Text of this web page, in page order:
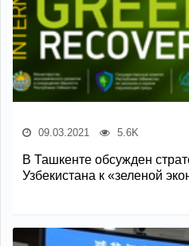
09.03.2021 5.6K
В Ташкенте обсужден
Узбекистана к «зеленой